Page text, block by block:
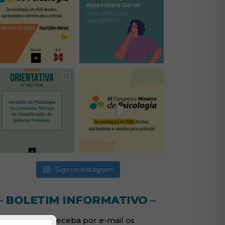
(abre em nova janela)
Siga no Instagram(abre em nova janela)
BOLETIM INFORMATIVO –
Assine e receba por e-mail os